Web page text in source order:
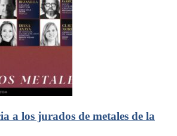
a los jurados de metales de la